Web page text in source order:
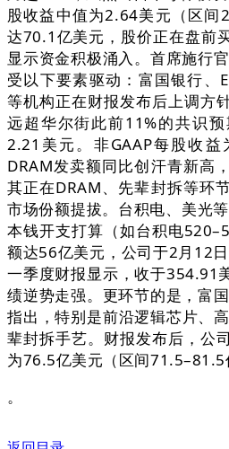
股收益中值为2.64美元（区间
达70.1亿美元，股价正在盘前
显示资金积极涌入。首席施行
受以下要素驱动：富国银行、
等机构正在财报发布后上调方
远超华尔街此前11%的共识
2.21美元。非GAAP每股收
DRAM发卖额同比创汗青新高
其正在DRAM、先辈封拆等环
市场份额提拔。台积电、美光
本钱开支打算（如台积电
额达56亿美元，公司于2月12
一季度财报显示，收于354.91
绩逆势走强。更环节的是，富
指出，特别是前沿逻辑芯片、
辈封拆手艺。财报发布后，公
为76.5亿美元（区间71.5–81.5
。